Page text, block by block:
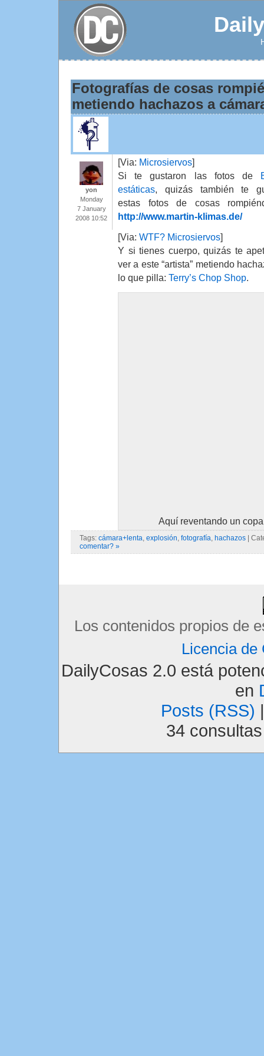
Fotografías de cosas
metiendo hachazos a
yon
Monday
7 January
2008 10:52
[Via: Microsiervos]
Si te gustaron las fotos de
estáticas , quizás también te
estas fotos de cosas
http://www.martin-klimas.de/
[Via: WTF? Microsiervos]
Y si tienes cuerpo, quizás te
ver a este “artista” metiendo
lo que pilla: Terry’s Chop Shop.
Aquí reventando un
Tags: cámara+lenta explosión fotografía hachazos |
comentar? »
Los contenidos propios de
Licencia de
DailyCosas 2.0 está
en
Posts (RSS)
34